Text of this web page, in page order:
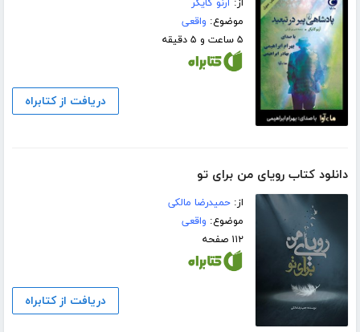
از: آرنو گایگر
موضوع: واقعی
۵ ساعت و ۵ دقیقه
دریافت از کتابراه
دانلود کتاب رویای من برای تو
از:حمیدرضا مالکی
موضوع: واقعی
۱۱۲ صفحه
دریافت از کتابراه